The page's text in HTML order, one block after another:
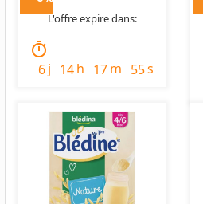
L'offre expire dans:
timer
6j 14h 17m 53s